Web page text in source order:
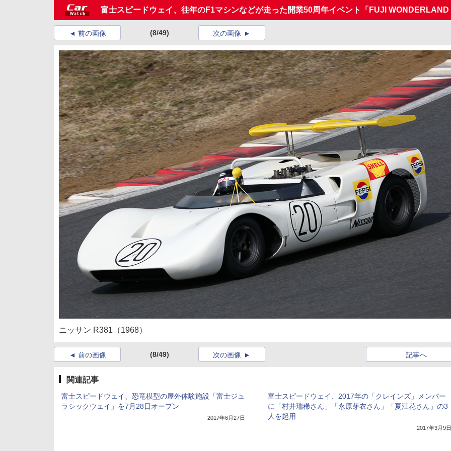
富士スピードウェイ、往年のF1マシンなどが走った開業50周年イベント「FUJI
前の画像 (8/49) 次の画像
ニッサン R381（1968）
前の画像 (8/49) 次の画像 記事へ
関連記事
富士スピードウェイ、恐竜模型の屋外体験施設「富士ジュ
ラシックウェイ」を7月28日オープン
2017年6月27日
富士スピードウェイ、2017年の「クレインズ」メンバー
に「村井瑞稀さん」「永原芽衣さん」「夏江花さん」の3
人を起用
2017年3月9日